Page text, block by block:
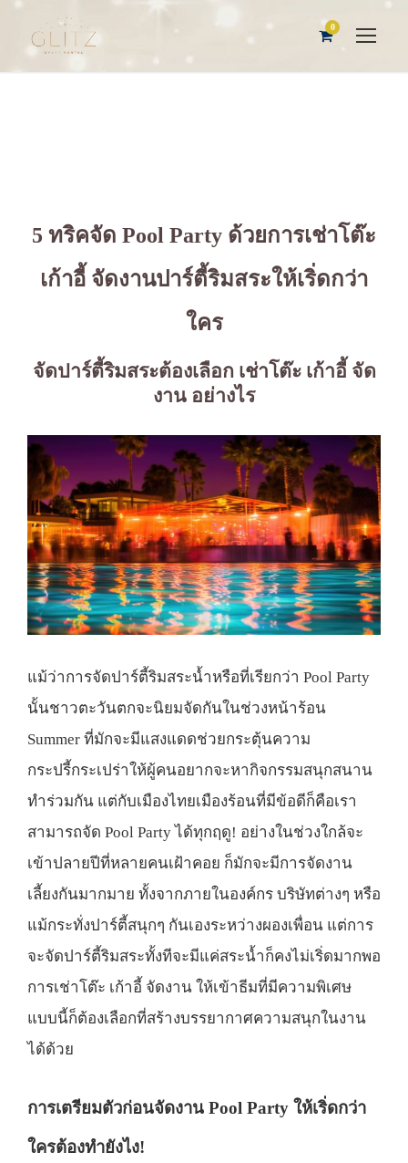
0
5 ทริคจัด Pool Party ด้วยการเช่าโต๊ะ
เก้าอี้ จัดงานปาร์ตี้ริมสระให้เริ่ดกว่า
ใคร
จัดปาร์ตี้ริมสระต้องเลือก เช่าโต๊ะ เก้าอี้ จัด
งาน อย่างไร
แม้ว่าการจัดปาร์ตี้ริมสระน้ำหรือที่เรียกว่า Pool Party
นั้นชาวตะวันตกจะนิยมจัดกันในช่วงหน้าร้อน
Summer ที่มักจะมีแสงแดดช่วยกระตุ้นความ
กระปรี้กระเปร่าให้ผู้คนอยากจะหากิจกรรมสนุกสนาน
ทำร่วมกัน แต่กับเมืองไทยเมืองร้อนที่มีข้อดีก็คือเรา
สามารถจัด Pool Party ได้ทุกฤดู! อย่างในช่วงใกล้จะ
เข้าปลายปีที่หลายคนเฝ้าคอย ก็มักจะมีการจัดงาน
เลี้ยงกันมากมาย ทั้งจากภายในองค์กร บริษัทต่างๆ หรือ
แม้กระทั่งปาร์ตี้สนุกๆ กันเองระหว่างผองเพื่อน แต่การ
จะจัดปาร์ตี้ริมสระทั้งทีจะมีแค่สระน้ำก็คงไม่เริ่ดมากพอ
การเช่าโต๊ะ เก้าอี้ จัดงาน ให้เข้าธีมที่มีความพิเศษ
แบบนี้ก็ต้องเลือกที่สร้างบรรยากาศความสนุกในงาน
ได้ด้วย
การเตรียมตัวก่อนจัดงาน Pool Party ให้เริ่ดกว่า
ใครต้องทำยังไง!